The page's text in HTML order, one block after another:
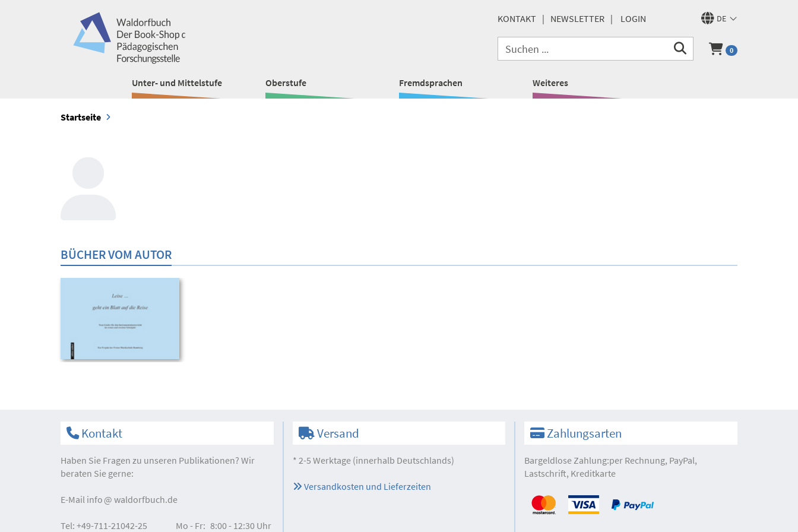
DE
KONTAKT NEWSLETTER LOGIN
0
Unter- und Mittelstufe Oberstufe Fremdsprachen Weiteres
Startseite
BÜCHER VOM AUTOR
Kontakt
Haben Sie Fragen zu unseren Publikationen? Wir
beraten Sie gerne:
E-Mail info waldorfbuch.de
Tel: +49-711-21042-25 Mo - Fr: 8:00 - 12:30 Uhr
Versand
* 2-5 Werktage (innerhalb Deutschlands)
Versandkosten und Lieferzeiten
Zahlungsarten
Bargeldlose Zahlung:per Rechnung, PayPal,
Lastschrift, Kreditkarte